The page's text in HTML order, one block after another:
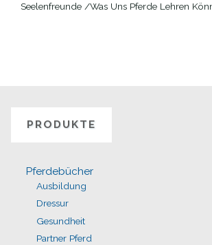
WEITERLESEN
Seelenfreunde /Was Uns Pferde Lehren
PRODUKTE
Pferdebücher
Ausbildung
Dressur
Gesundheit
Partner Pferd